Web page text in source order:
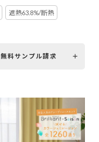
遮熱63.8%/断熱
無料サンプル請求